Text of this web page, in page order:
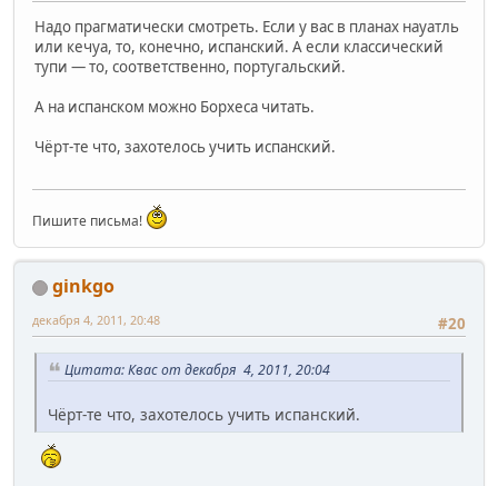
Надо прагматически смотреть. Если у вас в планах науатль
или кечуа, то, конечно, испанский. А если классический
тупи — то, соответственно, португальский.
А на испанском можно Борхеса читать.
Чёрт-те что, захотелось учить испанский.
Пишите письма!
ginkgo
#20
декабря 4, 2011, 20:48
Цитата: Квас от декабря 4, 2011, 20:04
Чёрт-те что, захотелось учить испанский.